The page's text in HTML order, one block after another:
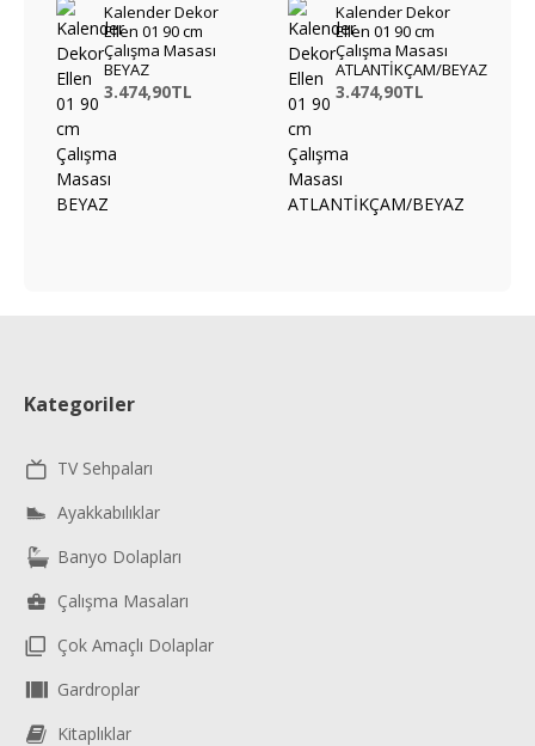
Kalender Dekor
Ellen 01 90 cm
Çalışma Masası
BEYAZ
3.474,90TL
Kalender Dekor
Ellen 01 90 cm
Çalışma Masası
ATLANTİKÇAM/BEYAZ
3.474,90TL
Kategoriler
TV Sehpaları
Ayakkabılıklar
Banyo Dolapları
Çalışma Masaları
Çok Amaçlı Dolaplar
Gardroplar
Kitaplıklar